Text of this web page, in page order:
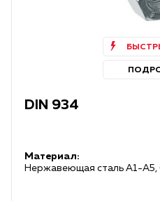
DIN 934
Материал:
Нержавеющая сталь А1-А5,